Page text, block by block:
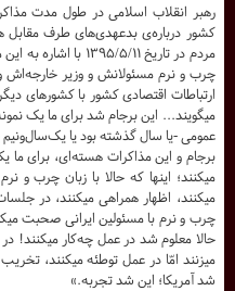
رهبر انقلاب اسلامی در طول مدت
کشور درباره‌ی بدعهدی‌های طرف مقابل
مردم در تاریخ ۱۳۹۵/
چرب و نرم مسئولانش و وزیر خارجه‌اش
ارتباطات اقتصادی کشور با کشورهای
میگویند... این برجام شد برای ما یک
عمومی -یا سال گذشته بود یا
برجام و این مذاکرات هسته‌ای، برای ما
میکنند؛ اینها که حالا با زبان چرب و
میکنند، اظهار همراهی میکنند، در
چرب و نرم با مسئولین ایرانی صحبت
حالا معلوم شد در عمل چه‌کار میکنند!
میزنند امّا در عمل توطئه میکنند،
شد آمریکا؛ این شد تجربه.»